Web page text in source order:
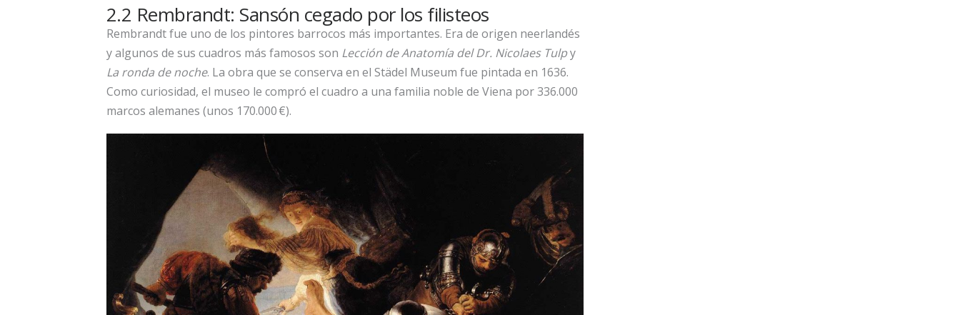
2.2 Rembrandt: Sansón cegado por los filisteos
Rembrandt fue uno de los pintores barrocos más importantes. Era de origen neerlandés
y algunos de sus cuadros más famosos son Lección de Anatomía del Dr. Nicolaes Tulpy
La ronda de noche. La obra que se conserva en el Städel Museum fue pintada en 1636.
Como curiosidad, el museo le compró el cuadro a una familia noble de Viena por 336.000
marcos alemanes (unos 170.000 €).